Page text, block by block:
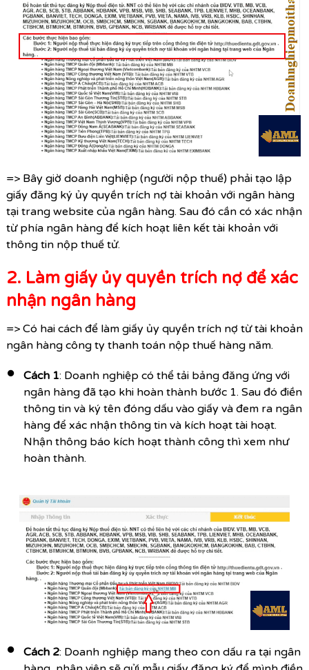
=> Bây giờ doanh nghiệp (người nộp thuế) phải tạo lập
giấy đăng ký ủy quyền trích nợ tài khoản với ngân hàng
tại trang website của ngân hàng. Sau đó cần có xác nhận
từ phía ngân hàng để kích hoạt liên kết tài khoản với
thông tin nộp thuế tử.
2. Làm giấy ủy quyền trích nợ để xác
nhận ngân hàng
=> Có hai cách để làm giấy ủy quyền trích nợ từ tài khoản
ngân hàng công ty thanh toán nộp thuế hàng năm.
Cách 1: Doanh nghiệp có thể tải bảng đăng ứng với
ngân hàng đã tạo khi hoàn thành bước 1. Sau đó điền
thông tin và ký tên đóng dấu vào giấy và đem ra ngân
hàng để xác nhận thông tin và kích hoạt tài hoạt.
Nhận thông báo kích hoạt thành công thì xem như
hoàn thành.
Cách 2: Doanh nghiệp mang theo con dấu ra tại ngân